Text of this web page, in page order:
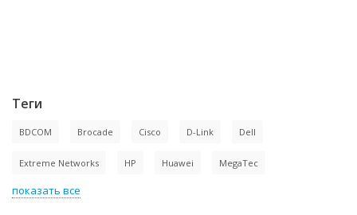
Теги
BDCOM Brocade Cisco D-Link Dell
Extreme Networks HP Huawei MegaTec
показать все